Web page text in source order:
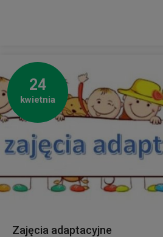
24
kwietnia
Zajęcia adaptacyjne